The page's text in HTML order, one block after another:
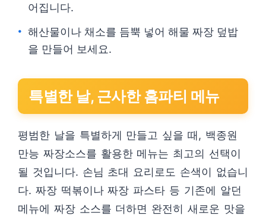
어집니다.
해산물이나 채소를 듬뿍 넣어 해물 짜장 덮밥
을 만들어 보세요.
특별한 날, 근사한 홈파티 메뉴
평범한 날을 특별하게 만들고 싶을 때, 백종원
만능 짜장소스를 활용한 메뉴는 최고의 선택이
될 것입니다. 손님 초대 요리로도 손색이 없습니
다. 짜장 떡볶이나 짜장 파스타 등 기존에 알던
메뉴에 짜장 소스를 더하면 완전히 새로운 맛을